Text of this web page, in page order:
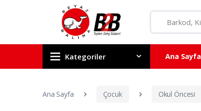
Kategoriler Ana Sayfa
Ana Sayfa Çocuk Okul Öncesi